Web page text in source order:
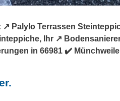
Palylo Terrassen
Ihr ↗️
in 66981 ✔️